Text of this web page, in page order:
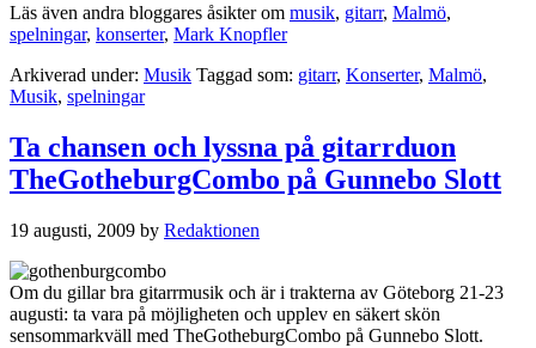
Läs även andra bloggares åsikter om musik, gitarr, Malmö,
spelningar, konserter, Mark Knopfler
Arkiverad under: Musik Taggad som: gitarr, Konserter, Malmö,
Musik, spelningar
Ta chansen och lyssna på gitarrduon
TheGotheburgCombo på Gunnebo Slott
19 augusti, 2009 by Redaktionen
Om du gillar bra gitarrmusik och är i trakterna av Göteborg 21-23
augusti: ta vara på möjligheten och upplev en säkert skön
sensommarkväll med TheGotheburgCombo på Gunnebo Slott.